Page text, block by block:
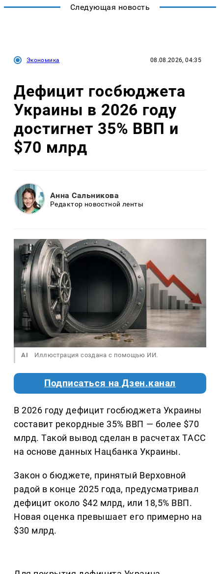
Следующая новость
Экономика 08.08.2026, 04:35
Дефицит госбюджета
Украины в 2026 году
достигнет 35% ВВП и
$70 млрд
Анна Сальникова
Редактор новостной ленты
AI Иллюстрация создана с помощью ИИ.
Подписаться на Дзен.канал
В 2026 году дефицит госбюджета Украины
составит рекордные 35% ВВП — более $70
млрд. Такой вывод сделан в расчетах ТАСС
на основе данных Нацбанка Украины.
Закон о бюджете, принятый Верховной
радой в конце 2025 года, предусматривал
дефицит около $42 млрд, или 18,5% ВВП.
Новая оценка превышает его примерно на
$30 млрд.